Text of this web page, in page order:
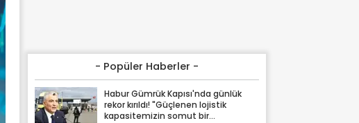
- Popüler Haberler -
Habur Gümrük Kapısı'nda günlük
rekor kırıldı! "Güçlenen lojistik
kapasitemizin somut bir